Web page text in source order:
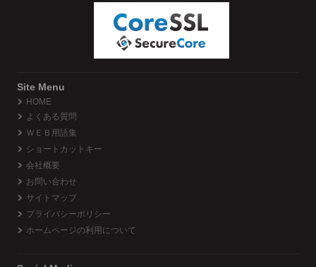
Site Menu
HOME
よくある質問
ＷＥＢ用語集
ショートカットキー
会社概要
お問い合わせ
サイトマップ
プライバシーポリシー
ホームページの利用について